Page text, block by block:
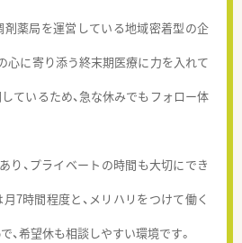
薬局を運営している地域密着型の企
心に寄り添う終末期医療に力を入れて
ているため、急な休みでもフォロー体
り、プライベートの時間も大切にでき
7時間程度と、メリハリをつけて働く
希望休も相談しやすい環境です。